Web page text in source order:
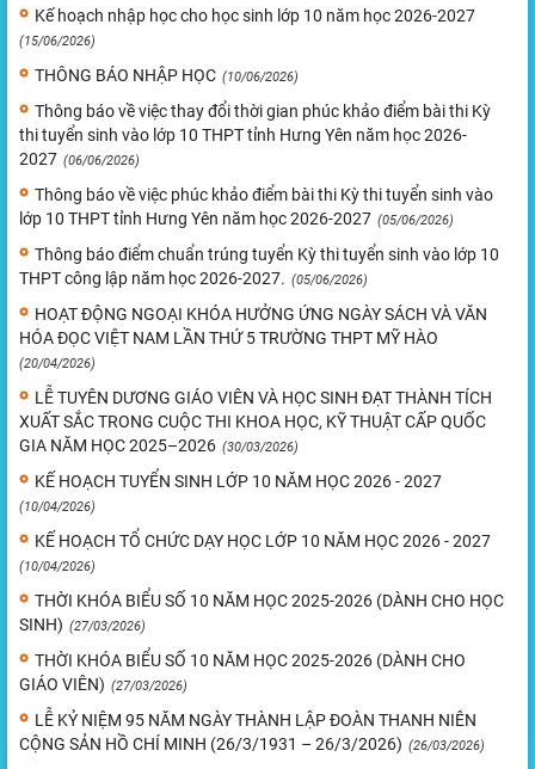
Kế hoạch nhập học cho học sinh lớp 10 năm học 2026-2027
(15/06/2026)
THÔNG BÁO NHẬP HỌC (10/06/2026)
Thông báo về việc thay đổi thời gian phúc khảo điểm bài thi Kỳ
thi tuyển sinh vào lớp 10 THPT tỉnh Hưng Yên năm học 2026-
2027 (06/06/2026)
Thông báo về việc phúc khảo điểm bài thi Kỳ thi tuyển sinh vào
lớp 10 THPT tỉnh Hưng Yên năm học 2026-2027 (05/06/2026)
Thông báo điểm chuẩn trúng tuyển Kỳ thi tuyển sinh vào lớp 10
THPT công lập năm học 2026-2027. (05/06/2026)
HOẠT ĐỘNG NGOẠI KHÓA HƯỞNG ỨNG NGÀY SÁCH VÀ VĂN
HÓA ĐỌC VIỆT NAM LẦN THỨ 5 TRƯỜNG THPT MỸ HÀO
(20/04/2026)
LỄ TUYÊN DƯƠNG GIÁO VIÊN VÀ HỌC SINH ĐẠT THÀNH TÍCH
XUẤT SẮC TRONG CUỘC THI KHOA HỌC, KỸ THUẬT CẤP QUỐC
GIA NĂM HỌC 2025–2026 (30/03/2026)
KẾ HOẠCH TUYỂN SINH LỚP 10 NĂM HỌC 2026 - 2027
(10/04/2026)
KẾ HOẠCH TỔ CHỨC DẠY HỌC LỚP 10 NĂM HỌC 2026 - 2027
(10/04/2026)
THỜI KHÓA BIỂU SỐ 10 NĂM HỌC 2025-2026 (DÀNH CHO HỌC
SINH) (27/03/2026)
THỜI KHÓA BIỂU SỐ 10 NĂM HỌC 2025-2026 (DÀNH CHO
GIÁO VIÊN) (27/03/2026)
LỄ KỶ NIỆM 95 NĂM NGÀY THÀNH LẬP ĐOÀN THANH NIÊN
CỘNG SẢN HỒ CHÍ MINH (26/3/1931 – 26/3/2026) (26/03/2026)